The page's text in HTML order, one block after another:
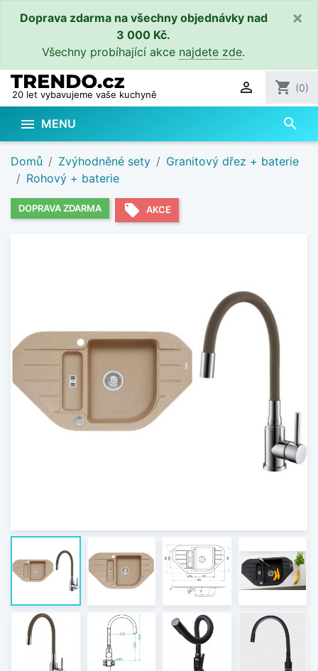
Doprava zdarma na všechny objednávky nad
3 000 Kč.
Všechny probíhající akce najdete zde.
×
20 let vybavujeme vaše kuchyně  shopping_cart (0)
 MENU search
Domů Zvýhodněné sety
Granitový dřez + baterie
Rohový + baterie
DOPRAVA ZDARMA local_offer AKCE